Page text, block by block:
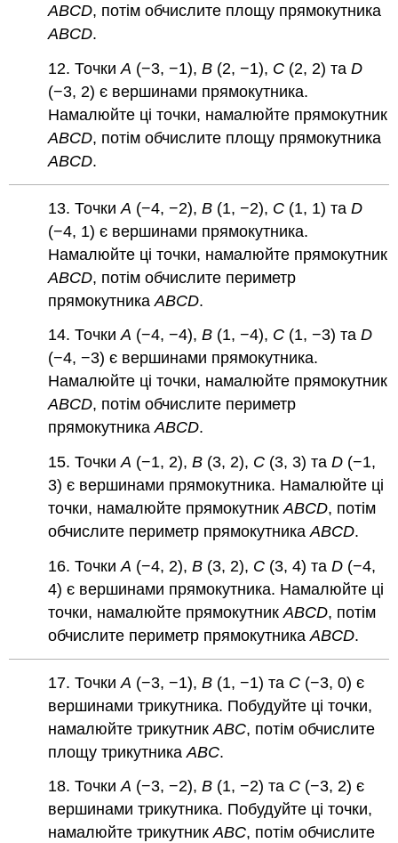
ABCD, потім обчислите площу прямокутника
ABCD.
12. ТочкиA (−3, −1),B (2, −1), C (2, 2) таD
(−3, 2) є вершинами прямокутника.
Намалюйте ці точки, намалюйте прямокутник
ABCD, потім обчислите площу прямокутника
ABCD.
13. ТочкиA (−4, −2),B (1, −2), C (1, 1) таD
(−4, 1) є вершинами прямокутника.
Намалюйте ці точки, намалюйте прямокутник
ABCD, потім обчислите периметр
прямокутникаABCD.
14. ТочкиA (−4, −4),B (1, −4), C (1, −3) таD
(−4, −3) є вершинами прямокутника.
Намалюйте ці точки, намалюйте прямокутник
ABCD, потім обчислите периметр
прямокутникаABCD.
15. ТочкиA (−1, 2),B (3, 2), C (3, 3) таD (−1,
3) є вершинами прямокутника. Намалюйте ці
точки, намалюйте прямокутникABCD, потім
обчислите периметр прямокутникаABCD.
16. ТочкиA (−4, 2),B (3, 2), C (3, 4) таD (−4,
4) є вершинами прямокутника. Намалюйте ці
точки, намалюйте прямокутникABCD, потім
обчислите периметр прямокутникаABCD.
17. ТочкиA (−3, −1),B (1, −1) та C (−3, 0) є
вершинами трикутника. Побудуйте ці точки,
намалюйте трикутникABC, потім обчислите
площу трикутникаABC.
18. ТочкиA (−3, −2),B (1, −2) та C (−3, 2) є
вершинами трикутника. Побудуйте ці точки,
намалюйте трикутникABC, потім обчислите